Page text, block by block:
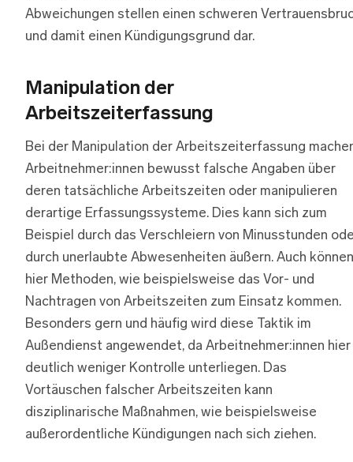
Abweichungen stellen einen schweren
und damit einen Kündigungsgrund dar.
Manipulation der
Arbeitszeiterfassung
Bei der Manipulation der Arbeitszeiterfassung
Arbeitnehmer:innen bewusst falsche Angaben über
deren tatsächliche Arbeitszeiten oder manipulieren
derartige Erfassungssysteme. Dies kann sich zum
Beispiel durch das Verschleiern von Minusstunden
durch unerlaubte Abwesenheiten äußern. Auch können
hier Methoden, wie beispielsweise das Vor- und
Nachtragen von Arbeitszeiten zum Einsatz kommen.
Besonders gern und häufig wird diese Taktik im
Außendienst angewendet, da Arbeitnehmer:innen hier
deutlich weniger Kontrolle unterliegen. Das
Vortäuschen falscher Arbeitszeiten kann
disziplinarische Maßnahmen, wie beispielsweise
außerordentliche Kündigungen nach sich ziehen.